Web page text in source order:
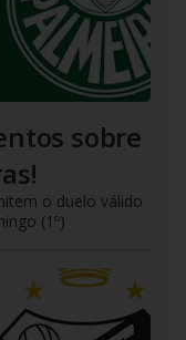
sobre
o duelo válido
(1º)